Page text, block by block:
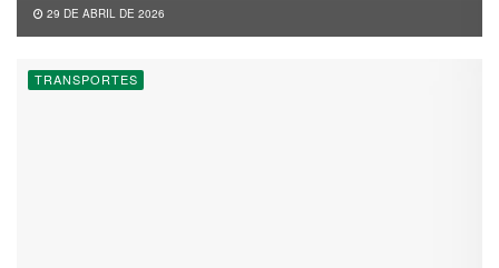
29 DE ABRIL DE 2026
TRANSPORTES